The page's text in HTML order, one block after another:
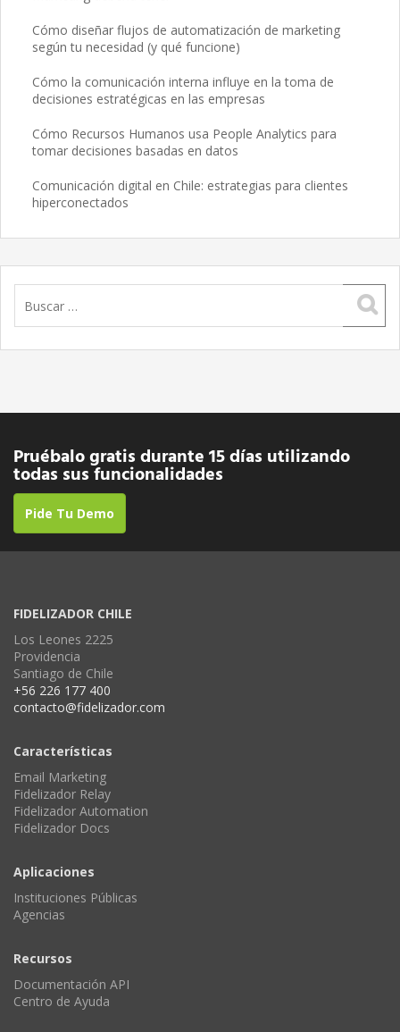
Cómo diseñar flujos de automatización de marketing
según tu necesidad (y qué funcione)
Cómo la comunicación interna influye en la toma de
decisiones estratégicas en las empresas
Cómo Recursos Humanos usa People Analytics para
tomar decisiones basadas en datos
Comunicación digital en Chile: estrategias para clientes
hiperconectados
Pruébalo gratis durante 15 días utilizando
todas sus funcionalidades
Pide Tu Demo
FIDELIZADOR CHILE
Los Leones 2225
Providencia
Santiago de Chile
+56 226 177 400
contacto@fidelizador.com
Características
Email Marketing
Fidelizador Relay
Fidelizador Automation
Fidelizador Docs
Aplicaciones
Instituciones Públicas
Agencias
Recursos
Documentación API
Centro de Ayuda